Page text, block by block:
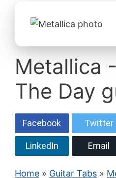
Metallica
The Day
Facebook Twitter
LinkedIn Email
Home » Guitar Tabs »